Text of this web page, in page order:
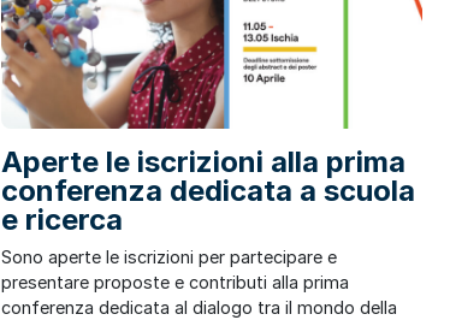
Aperte le iscrizioni alla prima
conferenza dedicata a scuola
e ricerca
Sono aperte le iscrizioni per partecipare e
presentare proposte e contributi alla prima
conferenza dedicata al dialogo tra il mondo della